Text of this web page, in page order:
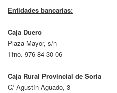
Entidades bancarias:
Caja Duero
Plaza Mayor, s/n
Tfno. 976 84 30 06
Caja Rural Provincial de Soria
C/ Agustín Aguado, 3